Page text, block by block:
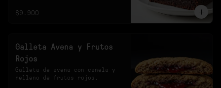
$9.900
Galleta Avena y Frutos
Rojos
Galleta de avena con canela y
relleno de frutos rojos.